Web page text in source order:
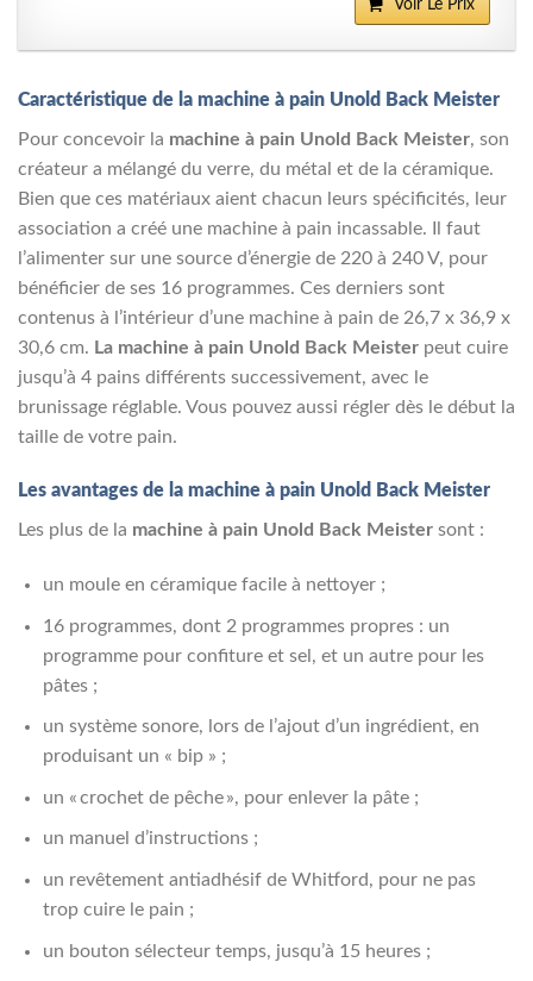
Voir Le Prix
Caractéristique de la machine à pain Unold Back Meister
Pour concevoir la machine à pain Unold Back Meister, son
créateur a mélangé du verre, du métal et de la céramique.
Bien que ces matériaux aient chacun leurs spécificités, leur
association a créé une machine à pain incassable. Il faut
l’alimenter sur une source d’énergie de 220 à 240 V, pour
bénéficier de ses 16 programmes. Ces derniers sont
contenus à l’intérieur d’une machine à pain de 26,7 x 36,9 x
30,6 cm. La machine à pain Unold Back Meister peut cuire
jusqu’à 4 pains différents successivement, avec le
brunissage réglable. Vous pouvez aussi régler dès le début la
taille de votre pain.
Les avantages de la machine à pain Unold Back Meister
Les plus de la machine à pain Unold Back Meister sont :
un moule en céramique facile à nettoyer ;
16 programmes, dont 2 programmes propres : un
programme pour confiture et sel, et un autre pour les
pâtes ;
un système sonore, lors de l’ajout d’un ingrédient, en
produisant un « bip » ;
un « crochet de pêche », pour enlever la pâte ;
un manuel d’instructions ;
un revêtement antiadhésif de Whitford, pour ne pas
trop cuire le pain ;
un bouton sélecteur temps, jusqu’à 15 heures ;